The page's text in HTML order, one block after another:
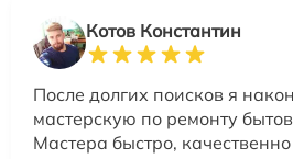
Котов Константин
После долгих поисков я
мастерскую по ремонту
Мастера быстро,